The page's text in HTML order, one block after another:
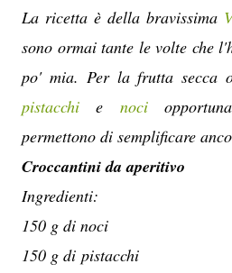
La ricetta è della bravissima
sono ormai tante le volte che
po' mia. Per la frutta secca
pistacchi e noci
permettono di semplificare
Croccantini da aperitivo
Ingredienti:
150 g di noci
150 g di pistacchi